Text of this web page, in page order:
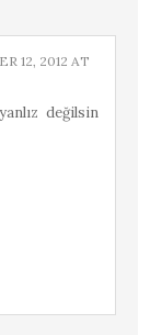
12, 2012 AT
değilsin